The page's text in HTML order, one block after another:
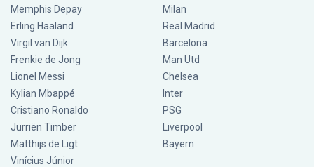
Memphis Depay
Erling Haaland
Virgil van Dijk
Frenkie de Jong
Lionel Messi
Kylian Mbappé
Cristiano Ronaldo
Jurriën Timber
Matthijs de Ligt
Vinícius Júnior
Milan
Real Madrid
Barcelona
Man Utd
Chelsea
Inter
PSG
Liverpool
Bayern